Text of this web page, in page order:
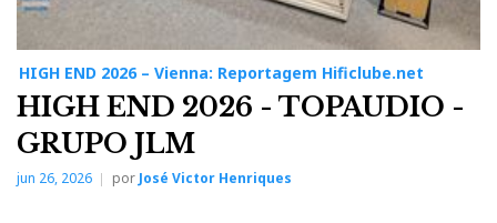
HIGH END 2026 – Vienna: Reportagem Hificlube.net
HIGH END 2026 - TOPAUDIO -
GRUPO JLM
jun 26, 2026 por José Victor Henriques